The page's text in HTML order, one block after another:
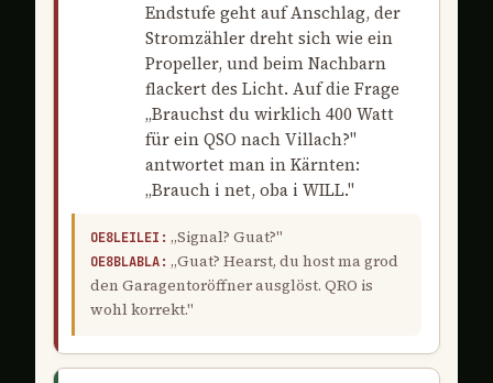
Endstufe geht auf Anschlag, der
Stromzähler dreht sich wie ein
Propeller, und beim Nachbarn
flackert des Licht. Auf die Frage
„Brauchst du wirklich 400 Watt
für ein QSO nach Villach?"
antwortet man in Kärnten:
„Brauch i net, oba i WILL."
OE8LEILEI: „Signal? Guat?"
OE8BLABLA: „Guat? Hearst, du host ma grod
den Garagentoröffner ausglöst. QRO is
wohl korrekt."